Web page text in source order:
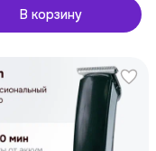
В корзину